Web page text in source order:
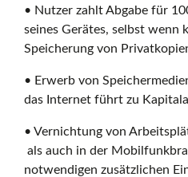
• Nutzer zahlt Abgabe für
seines Gerätes, selbst wenn
Speicherung von
• Erwerb von
das Internet führt zu
• Vernichtung von
als auch in der
notwendigen zusätzlichen